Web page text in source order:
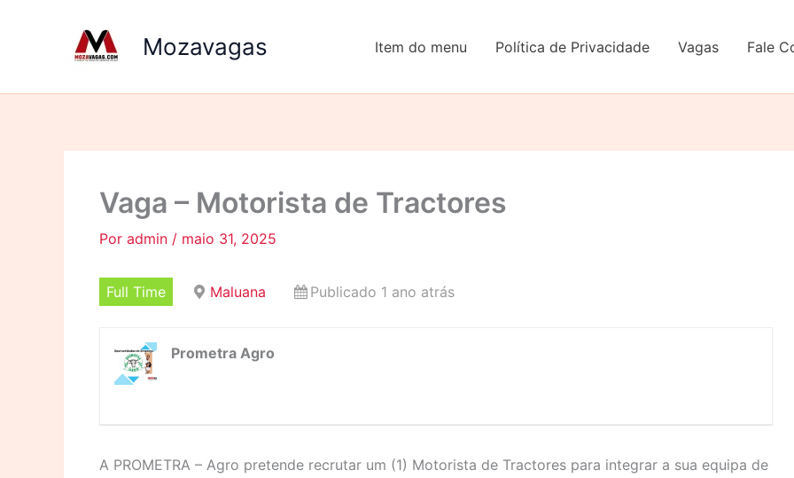
Mozavagas Item do menu Política de Privacidade Vagas Fale
Vaga – Motorista de Tractores
Por admin / maio 31, 2025
Full Time Maluana Publicado 1 ano atrás
Prometra Agro
A PROMETRA – Agro pretende recrutar um (1) Motorista de Tractores para integrar a sua equipa de